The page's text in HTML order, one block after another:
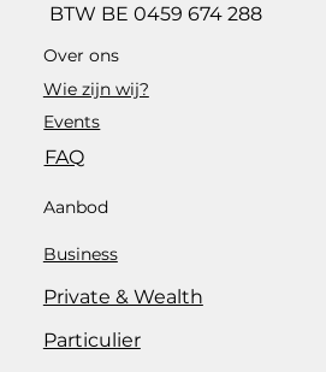
BTW BE 0459 674 288
Over ons
Wie zijn wij?
Events
FAQ
Aanbod
Business
Private & Wealth
Particulier